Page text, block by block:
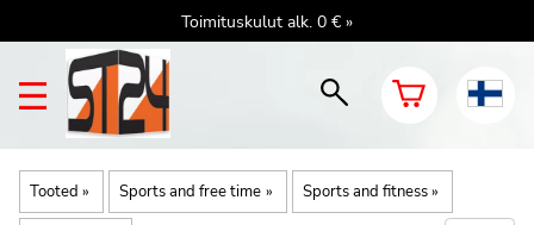
Toimituskulut alk. 0 € »
Tooted ‪» Sports and free time ‪» Sports and fitness‪»